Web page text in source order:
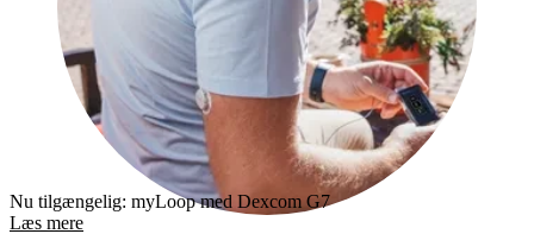
Nu tilgængelig: myLoop med Dexcom G7
Læs mere